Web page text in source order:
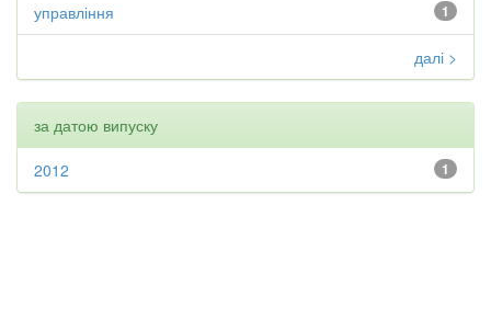
1
управління
далі >
за датою випуску
1
2012